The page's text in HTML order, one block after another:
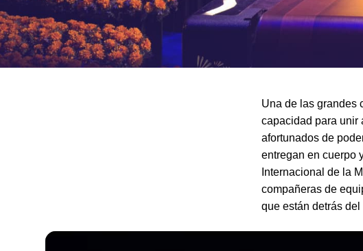
Una de las grandes
capacidad para unir
afortunados de
entregan en cuerpo
Internacional de la
compañeras de
que están detrás del